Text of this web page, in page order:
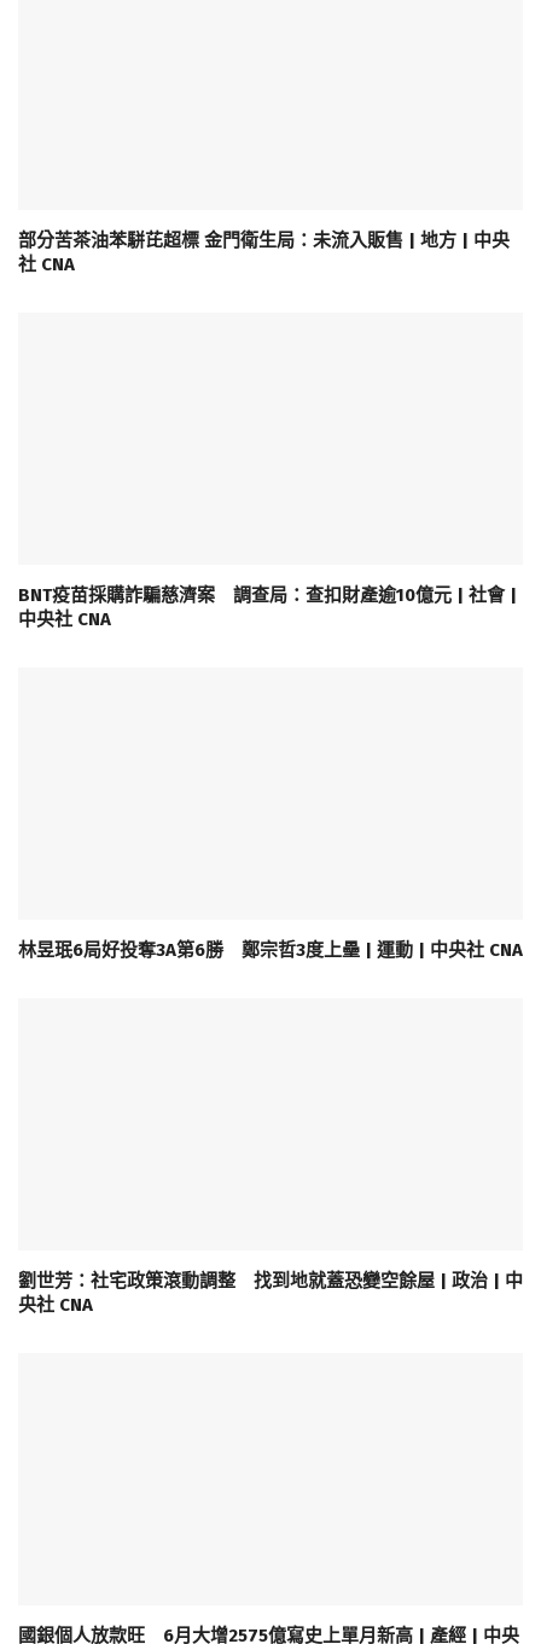
部分苦茶油苯駢芘超標 金門衛生局：未流入販售 | 地方 | 中央
社 CNA
BNT疫苗採購詐騙慈濟案 調查局：查扣財產逾10億元 | 社會 |
中央社 CNA
林昱珉6局好投奪3A第6勝 鄭宗哲3度上壘 | 運動 | 中央社 CNA
劉世芳：社宅政策滾動調整 找到地就蓋恐變空餘屋 | 政治 | 中
央社 CNA
國銀個人放款旺 6月大增2575億寫史上單月新高 | 產經 | 中央